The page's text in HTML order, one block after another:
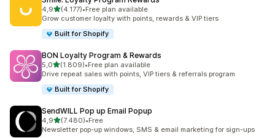
4,9de 5 estrelas
(4.177)
4177 total de avaliações
•Free plan available
Grow customer loyalty with points, rewards & VIP tiers
Built for Shopify
BON Loyalty Program & Rewards
5,0de 5 estrelas
(1.809)
1809 total de avaliações
•Free plan available
Drive repeat sales with points, VIP tiers & referrals program
Built for Shopify
SendWILL Pop up Email Popup
4,9de 5 estrelas
(7.480)
7480 total de avaliações
•Free
Newsletter pop-up windows, SMS & email marketing for sign-ups